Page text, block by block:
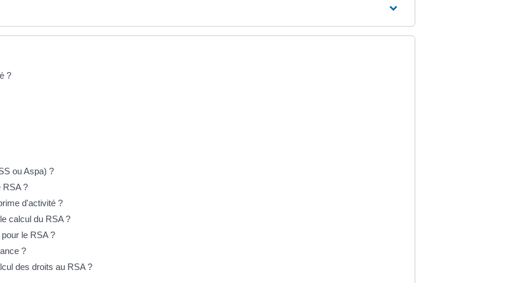
?
ou Aspa) ?
RSA ?
d'activité ?
calcul du RSA ?
le RSA ?
?
des droits au RSA ?